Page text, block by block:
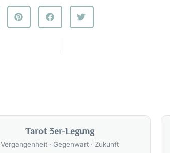
Tarot 3er-Legung
Vergangenheit · Gegenwart · Zukunft